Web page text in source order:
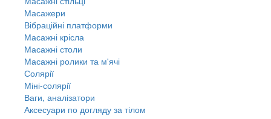
Масажери
Вібраційні платформи
Масажні крісла
Масажні столи
Масажні ролики та м'ячі
Солярії
Міні-солярії
Ваги, аналізатори
Аксесуари по догляду за тілом